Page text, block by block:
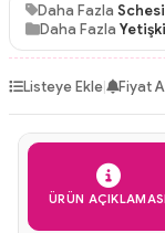
Daha Fazla
Daha Fazla
Listeye Ekle| Fiyat
ÜRÜN AÇIKLAMASI